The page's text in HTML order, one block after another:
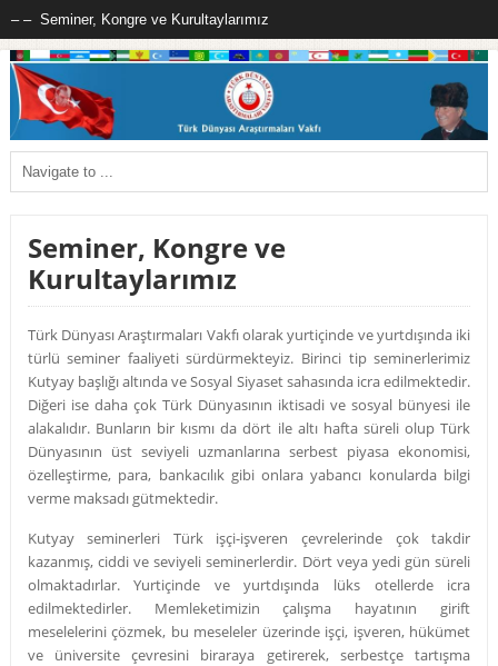
Seminer, Kongre ve
Kurultaylarımız
Türk Dünyası Araştırmaları Vakfı olarak yurtiçinde ve yurtdışında iki
türlü seminer faaliyeti sürdürmekteyiz. Birinci tip seminerlerimiz
Kutyay başlığı altında ve Sosyal Siyaset sahasında icra edilmektedir.
Diğeri ise daha çok Türk Dünyasının iktisadi ve sosyal bünyesi ile
alakalıdır. Bunların bir kısmı da dört ile altı hafta süreli olup Türk
Dünyasının üst seviyeli uzmanlarına serbest piyasa ekonomisi,
özelleştirme, para, bankacılık gibi onlara yabancı konularda bilgi
verme maksadı gütmektedir.
Kutyay seminerleri Türk işçi-işveren çevrelerinde çok takdir
kazanmış, ciddi ve seviyeli seminerlerdir. Dört veya yedi gün süreli
olmaktadırlar. Yurtiçinde ve yurtdışında lüks otellerde icra
edilmektedirler. Memleketimizin çalışma hayatının girift
meselelerini çözmek, bu meseleler üzerinde işçi, işveren, hükümet
ve üniversite çevresini biraraya getirerek, serbestçe tartışma